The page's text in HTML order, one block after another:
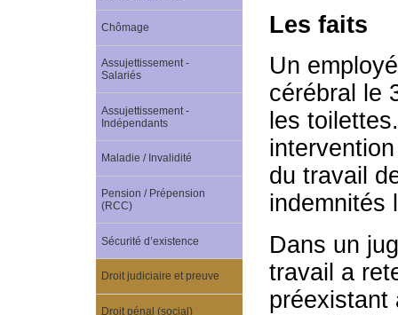
Les faits
Un
cérébral le
les
du travail
indemnités
Dans un
travail a
préexistant
Chômage
Assujettissement -
Salariés
Assujettissement -
Indépendants
Maladie / Invalidité
Pension / Prépension
(RCC)
Sécurité d’existence
Droit judiciaire et preuve
Droit pénal (social)